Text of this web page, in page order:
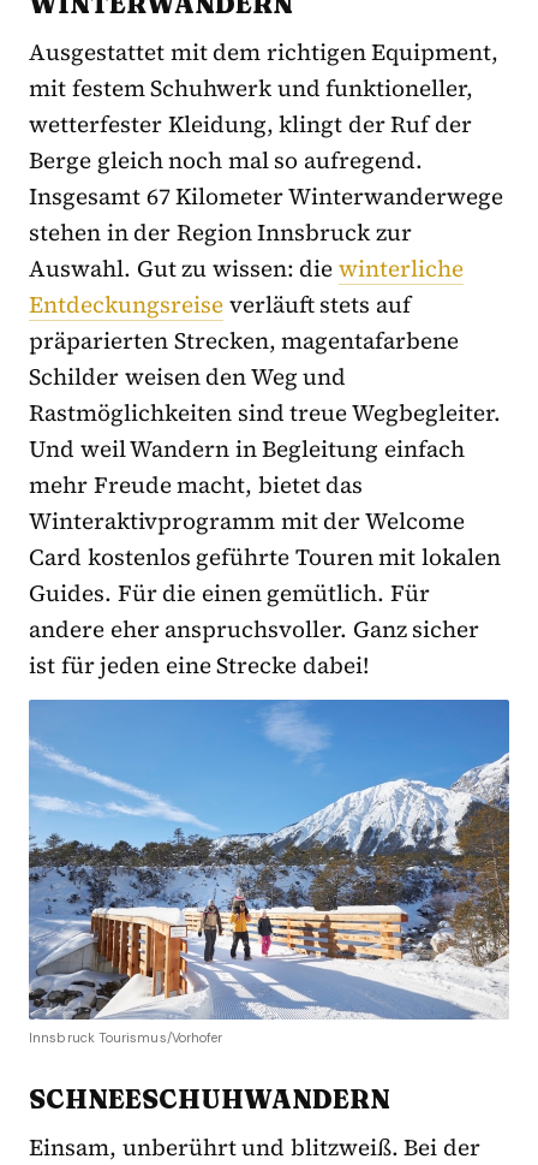
Ausgestattet mit dem richtigen Equipment,
mit festem Schuhwerk und funktioneller,
wetterfester Kleidung, klingt der Ruf der
Berge gleich noch mal so aufregend.
Insgesamt 67 Kilometer Winterwanderwege
stehen in der Region Innsbruck zur
Auswahl. Gut zu wissen: diewinterliche
Entdeckungsreiseverläuft stets auf
präparierten Strecken, magentafarbene
Schilder weisen den Weg und
Rastmöglichkeiten sind treue Wegbegleiter.
Und weil Wandern in Begleitung einfach
mehr Freude macht, bietet das
Winteraktivprogramm mit der Welcome
Card kostenlos geführte Touren mit lokalen
Guides. Für die einen gemütlich. Für
andere eher anspruchsvoller. Ganz sicher
ist für jeden eine Strecke dabei!
Innsbruck Tourismus/Vorhofer
SCHNEESCHUHWANDERN
Einsam, unberührt und blitzweiß. Bei der